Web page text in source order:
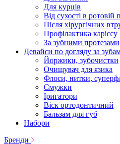
Для курців
Від сухості в ротовій
Після хірургічних
Профілактика карієсу
За зубними
Девайси по догляду за
Йоржики, зубочистки
Очищувач для язика
Флоси, нитки,
Смужки
Іригатори
Віск ортодонтичний
Бальзам для губ
Набори
Бренди